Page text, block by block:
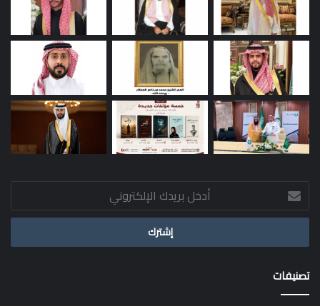
أدخل
بريدك
الإلكتروني
تصنيفات